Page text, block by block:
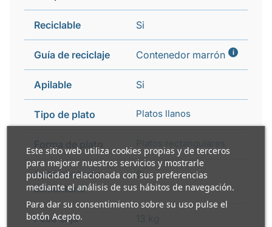
Este sitio web utiliza cookies propias y de terceros
para mejorar nuestros servicios y mostrarle
publicidad relacionada con sus preferencias
mediante el análisis de sus hábitos de navegación.
Para dar su consentimiento sobre su uso pulse el
botón Acepto.
Reciclable Si
Guía de reciclaje Contenedor marrón i
Apilable Si
Tipo de plato Platos llanos
Forma de plato
Apto contacto
alimentario
Si
Peso caja